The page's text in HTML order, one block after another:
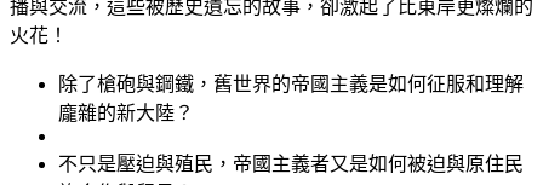
播與交流，這些被歷史遺忘的故事，卻激起了比東岸更燦爛的
火花！
除了槍砲與鋼鐵，舊世界的帝國主義是如何征服和理解
龐雜的新大陸？
不只是壓迫與殖民，帝國主義者又是如何被迫與原住民